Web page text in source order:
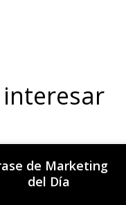
de Marketing
del Día